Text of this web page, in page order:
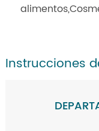
Instrucciones